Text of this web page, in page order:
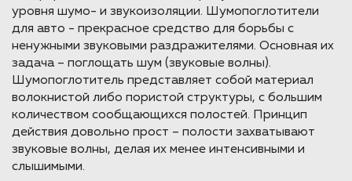
уровня шумо- и звукоизоляции. Шумопоглотители
для авто - прекрасное средство для борьбы с
ненужными звуковыми раздражителями. Основная их
задача – поглощать шум (звуковые волны).
Шумопоглотитель представляет собой материал
волокнистой либо пористой структуры, с большим
количеством сообщающихся полостей. Принцип
действия довольно прост – полости захватывают
звуковые волны, делая их менее интенсивными и
слышимыми.